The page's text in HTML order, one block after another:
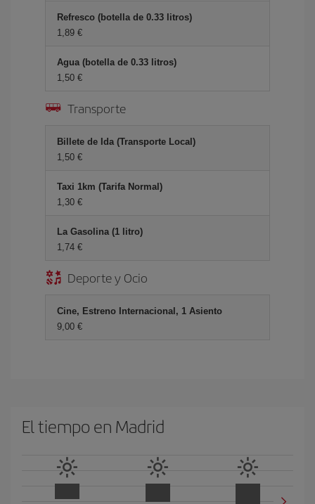
Refresco (botella de 0.33 litros)
1,89 €
Agua (botella de 0.33 litros)
1,50 €
Transporte
Billete de Ida (Transporte Local)
1,50 €
Taxi 1km (Tarifa Normal)
1,30 €
La Gasolina (1 litro)
1,74 €
Deporte y Ocio
Cine, Estreno Internacional, 1 Asiento
9,00 €
El tiempo en Madrid